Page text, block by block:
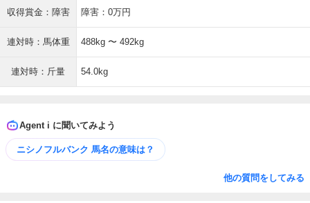
収得賞金：障害 障害：0万円
連対時：馬体重 488kg 〜 492kg
連対時：斤量 54.0kg
Agent i に聞いてみよう
ニシノフルバンク 馬名の意味は？
他の質問をしてみる